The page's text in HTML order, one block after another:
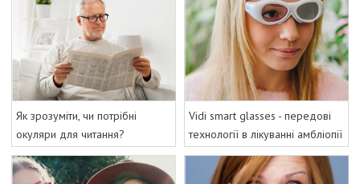
Як зрозуміти, чи потрібні
окуляри для читання?
Vidi smart glasses - передові
технології в лікуванні амбліопії